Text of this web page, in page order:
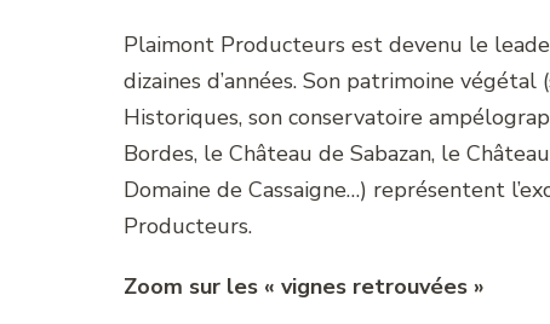
Plaimont Producteurs est devenu le
dizaines d’années. Son patrimoine
Historiques, son conservatoire
Bordes, le Château de Sabazan, le
Domaine de Cassaigne…) représentent
Producteurs.
Zoom sur les « vignes retrouvées »